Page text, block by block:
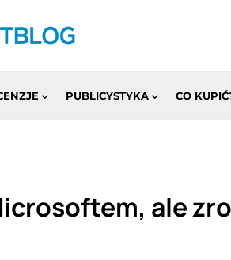
PUBLICYSTYKA CO
ale